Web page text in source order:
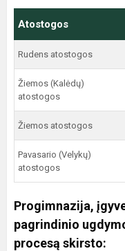
Atostogos
Rudens atostogos
Žiemos (Kalėdų)
atostogos
Žiemos atostogos
Pavasario (Velykų)
atostogos
Progimnazija,
pagrindinio
procesą skirsto: